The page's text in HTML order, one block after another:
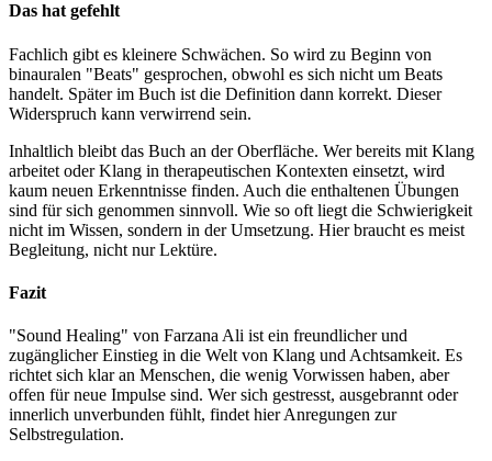
Das hat gefehlt
Fachlich gibt es kleinere Schwächen. So wird zu Beginn von
binauralen "Beats" gesprochen, obwohl es sich nicht um Beats
handelt. Später im Buch ist die Definition dann korrekt. Dieser
Widerspruch kann verwirrend sein.
Inhaltlich bleibt das Buch an der Oberfläche. Wer bereits mit Klang
arbeitet oder Klang in therapeutischen Kontexten einsetzt, wird
kaum neuen Erkenntnisse finden. Auch die enthaltenen Übungen
sind für sich genommen sinnvoll. Wie so oft liegt die Schwierigkeit
nicht im Wissen, sondern in der Umsetzung. Hier braucht es meist
Begleitung, nicht nur Lektüre.
Fazit
"Sound Healing" von Farzana Ali ist ein freundlicher und
zugänglicher Einstieg in die Welt von Klang und Achtsamkeit. Es
richtet sich klar an Menschen, die wenig Vorwissen haben, aber
offen für neue Impulse sind. Wer sich gestresst, ausgebrannt oder
innerlich unverbunden fühlt, findet hier Anregungen zur
Selbstregulation.